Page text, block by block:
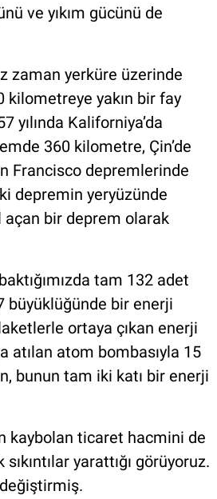
ve yıkım gücünü de
zaman yerküre üzerinde
kilometreye yakın bir fay
yılında Kaliforniya’da
360 kilometre, Çin’de
Francisco depremlerinde
depremin yeryüzünde
açan bir deprem olarak
tam 132 adet
büyüklüğünde bir enerji
ortaya çıkan enerji
atılan atom bombasıyla 15
bunun tam iki katı bir enerji
kaybolan ticaret hacmini de
yarattığı görüyoruz.